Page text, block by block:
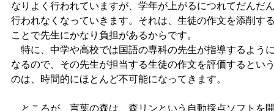
なりよく行われていますが、学年が上がるにつれてだんだ
行われなくなっていきます。それは、生徒の作文を添削す
ことで先生にかなり負担があるからです。
特に、中学や高校では国語の専科の先生が指導するよう
なるので、その先生が担当する生徒の作文を評価するとい
のは、時間的にほとんど不可能になってきます。
ところが、言葉の森は、森リンという自動採点ソフトを